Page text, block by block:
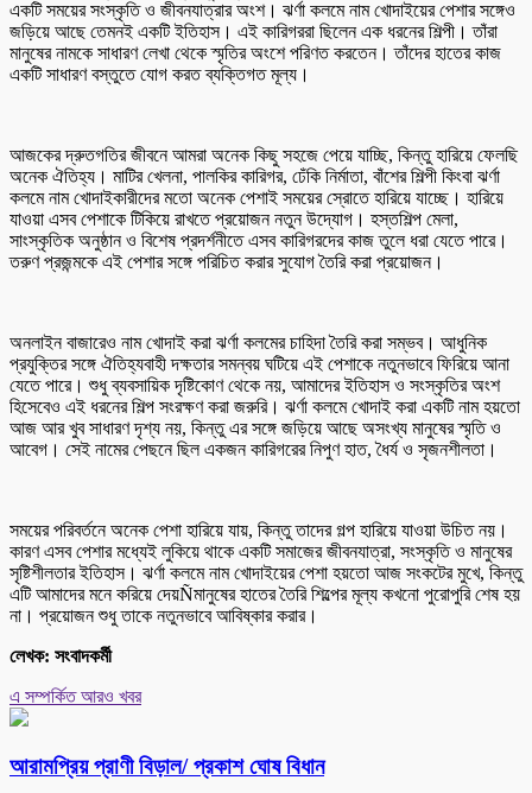
একটি সময়ের সংস্কৃতি ও জীবনযাত্রার অংশ। ঝর্ণা কলমে নাম খোদাইয়ের পেশার সঙ্গেও
জড়িয়ে আছে তেমনই একটি ইতিহাস। এই কারিগররা ছিলেন এক ধরনের শিল্পী। তাঁরা
মানুষের নামকে সাধারণ লেখা থেকে স্মৃতির অংশে পরিণত করতেন। তাঁদের হাতের কাজ
একটি সাধারণ বস্তুতে যোগ করত ব্যক্তিগত মূল্য।
আজকের দ্রুতগতির জীবনে আমরা অনেক কিছু সহজে পেয়ে যাচ্ছি, কিন্তু হারিয়ে ফেলছি
অনেক ঐতিহ্য। মাটির খেলনা, পালকির কারিগর, ঢেঁকি নির্মাতা, বাঁশের শিল্পী কিংবা ঝর্ণা
কলমে নাম খোদাইকারীদের মতো অনেক পেশাই সময়ের স্রোতে হারিয়ে যাচ্ছে। হারিয়ে
যাওয়া এসব পেশাকে টিকিয়ে রাখতে প্রয়োজন নতুন উদ্যোগ। হস্তশিল্প মেলা,
সাংস্কৃতিক অনুষ্ঠান ও বিশেষ প্রদর্শনীতে এসব কারিগরদের কাজ তুলে ধরা যেতে পারে।
তরুণ প্রজন্মকে এই পেশার সঙ্গে পরিচিত করার সুযোগ তৈরি করা প্রয়োজন।
অনলাইন বাজারেও নাম খোদাই করা ঝর্ণা কলমের চাহিদা তৈরি করা সম্ভব। আধুনিক
প্রযুক্তির সঙ্গে ঐতিহ্যবাহী দক্ষতার সমন্বয় ঘটিয়ে এই পেশাকে নতুনভাবে ফিরিয়ে আনা
যেতে পারে। শুধু ব্যবসায়িক দৃষ্টিকোণ থেকে নয়, আমাদের ইতিহাস ও সংস্কৃতির অংশ
হিসেবেও এই ধরনের শিল্প সংরক্ষণ করা জরুরি। ঝর্ণা কলমে খোদাই করা একটি নাম হয়তো
আজ আর খুব সাধারণ দৃশ্য নয়, কিন্তু এর সঙ্গে জড়িয়ে আছে অসংখ্য মানুষের স্মৃতি ও
আবেগ। সেই নামের পেছনে ছিল একজন কারিগরের নিপুণ হাত, ধৈর্য ও সৃজনশীলতা।
সময়ের পরিবর্তনে অনেক পেশা হারিয়ে যায়, কিন্তু তাদের গল্প হারিয়ে যাওয়া উচিত নয়।
কারণ এসব পেশার মধ্যেই লুকিয়ে থাকে একটি সমাজের জীবনযাত্রা, সংস্কৃতি ও মানুষের
সৃষ্টিশীলতার ইতিহাস। ঝর্ণা কলমে নাম খোদাইয়ের পেশা হয়তো আজ সংকটের মুখে, কিন্তু
এটি আমাদের মনে করিয়ে দেয়Ñমানুষের হাতের তৈরি শিল্পের মূল্য কখনো পুরোপুরি শেষ হয়
না। প্রয়োজন শুধু তাকে নতুনভাবে আবিষ্কার করার।
লেখক: সংবাদকর্মী
এ সম্পর্কিত আরও খবর
আরামপ্রিয় প্রাণী বিড়াল/ প্রকাশ ঘোষ বিধান